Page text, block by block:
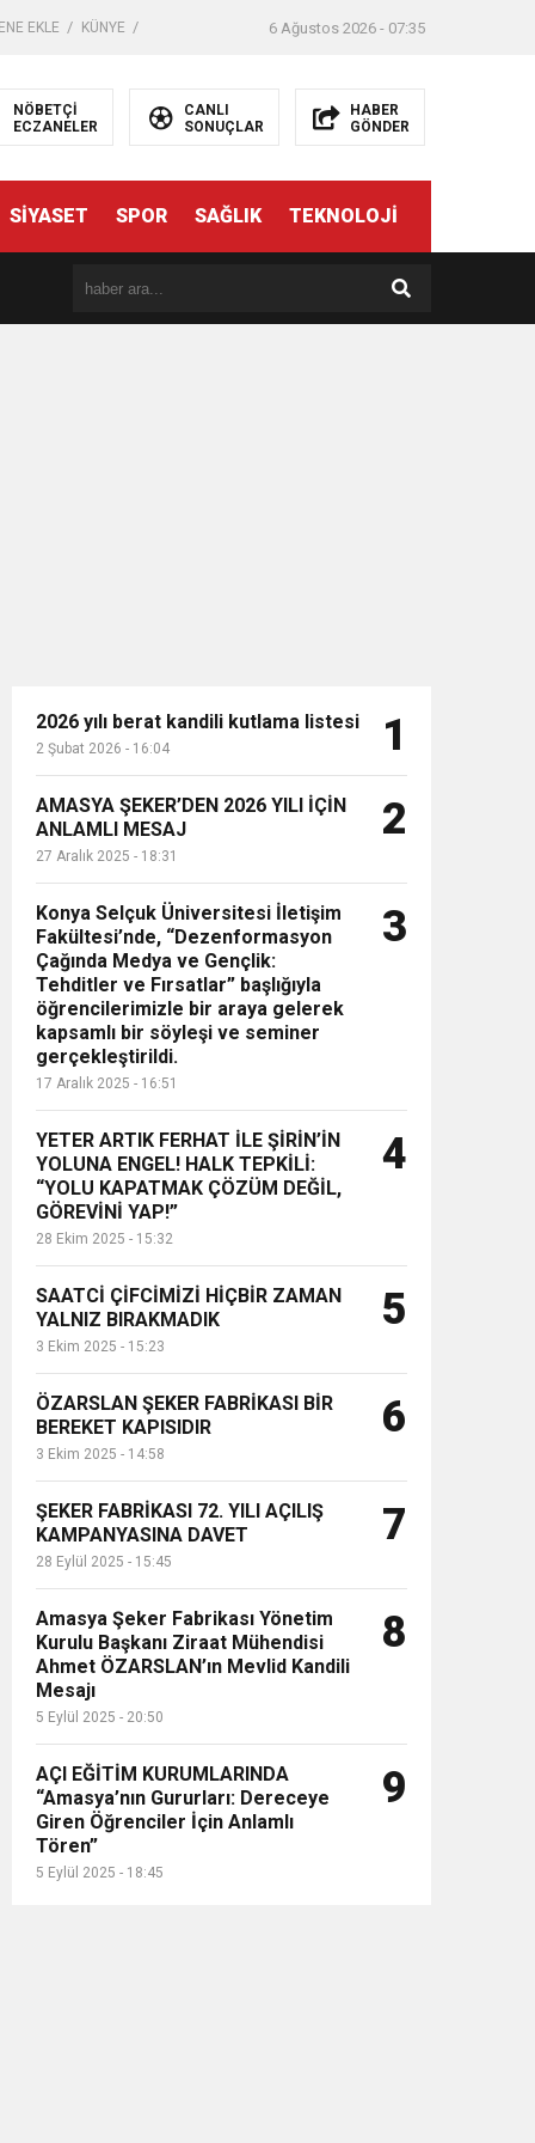
EKLE KÜNYE 6 Ağustos 2026 - 07:35
NÖBETÇİ
ECZANELER
CANLI
SONUÇLAR
HABER
GÖNDER
SİYASET SPOR SAĞLIK TEKNOLOJİ
2026 yılı berat kandili kutlama listesi
2 Şubat 2026 - 16:04 1
AMASYA ŞEKER’DEN 2026 YILI İÇİN
ANLAMLI MESAJ
27 Aralık 2025 - 18:31
2
Konya Selçuk Üniversitesi İletişim
Fakültesi’nde, “Dezenformasyon
Çağında Medya ve Gençlik:
Tehditler ve Fırsatlar” başlığıyla
öğrencilerimizle bir araya gelerek
kapsamlı bir söyleşi ve seminer
gerçekleştirildi.
17 Aralık 2025 - 16:51
3
YETER ARTIK FERHAT İLE ŞİRİN’İN
YOLUNA ENGEL! HALK TEPKİLİ:
“YOLU KAPATMAK ÇÖZÜM DEĞİL,
GÖREVİNİ YAP!”
28 Ekim 2025 - 15:32
4
SAATCİ ÇİFCİMİZİ HİÇBİR ZAMAN
YALNIZ BIRAKMADIK
3 Ekim 2025 - 15:23
5
ÖZARSLAN ŞEKER FABRİKASI BİR
BEREKET KAPISIDIR
3 Ekim 2025 - 14:58
6
ŞEKER FABRİKASI 72. YILI AÇILIŞ
KAMPANYASINA DAVET
28 Eylül 2025 - 15:45
7
Amasya Şeker Fabrikası Yönetim
Kurulu Başkanı Ziraat Mühendisi
Ahmet ÖZARSLAN’ın Mevlid Kandili
Mesajı
5 Eylül 2025 - 20:50
8
AÇI EĞİTİM KURUMLARINDA
“Amasya’nın Gururları: Dereceye
Giren Öğrenciler İçin Anlamlı
Tören”
5 Eylül 2025 - 18:45
9